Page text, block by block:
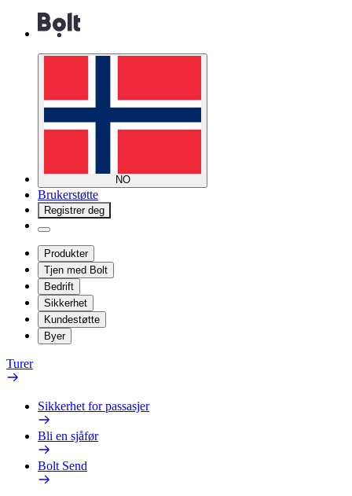
NO
Brukerstøtte
Registrer deg
Produkter
Tjen med Bolt
Bedrift
Sikkerhet
Kundestøtte
Byer
Turer
Sikkerhet for passasjer
Bli en sjåfør
Bolt Send